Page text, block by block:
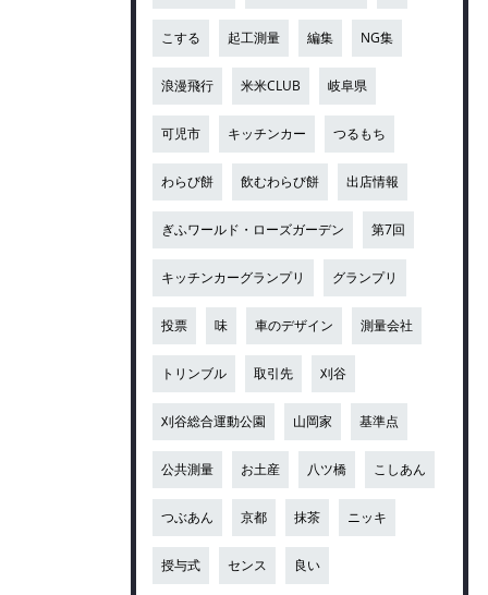
こする 起工測量 編集 NG集
浪漫飛行 米米CLUB 岐阜県
可児市 キッチンカー つるもち
わらび餅 飲むわらび餅 出店情報
ぎふワールド・ローズガーデン 第7回
キッチンカーグランプリ グランプリ
投票 味 車のデザイン 測量会社
トリンブル 取引先 刈谷
刈谷総合運動公園 山岡家 基準点
公共測量 お土産 八ツ橋 こしあん
つぶあん 京都 抹茶 ニッキ
授与式 センス 良い